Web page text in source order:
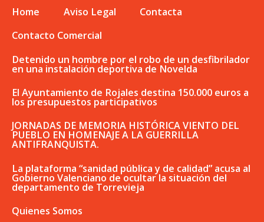
Home Aviso Legal
Contacta
Contacto Comercial
Detenido un hombre por el robo de un desfibrilador
en una instalación deportiva de Novelda
El Ayuntamiento de Rojales destina 150.000 euros a
los presupuestos participativos
JORNADAS DE MEMORIA HISTÓRICA VIENTO DEL
PUEBLO EN HOMENAJE A LA GUERRILLA
ANTIFRANQUISTA.
La plataforma “sanidad pública y de calidad” acusa al
Gobierno Valenciano de ocultar la situación del
departamento de Torrevieja
Quienes Somos